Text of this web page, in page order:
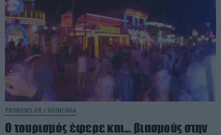
PRONEWS.GR / ΚΟΙΝΩΝΙΑ
Ο τουρισμός έφερε και… βιασμούς στην